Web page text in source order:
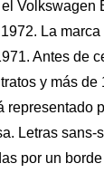
Volkswagen
La
Antes de
y más de
representado
Letras sans-
por un